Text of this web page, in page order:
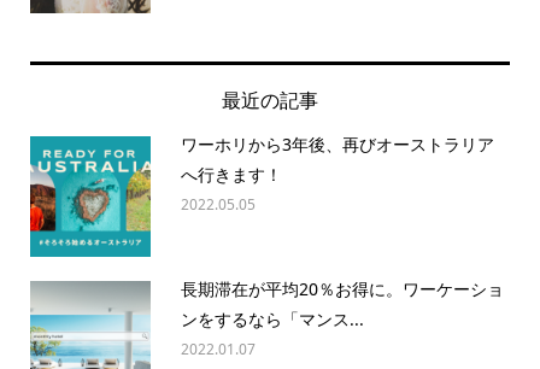
最近の記事
ワーホリから3年後、再びオーストラリア
へ行きます！
2022.05.05
長期滞在が平均20％お得に。ワーケーショ
ンをするなら「マンス...
2022.01.07